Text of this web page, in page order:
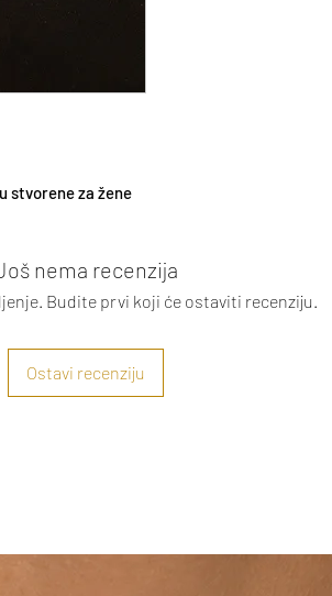
stvorene za žene
nema recenzija
Budite prvi koji će ostaviti recenziju.
Ostavi recenziju